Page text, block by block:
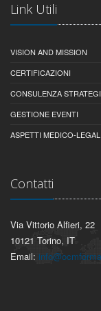
Link Utili
VISION AND MISSION
CERTIFICAZIONI
CONSULENZA
GESTIONE EVENTI
ASPETTI MEDICO-LEGALI
Contatti
Via Vittorio Alfieri, 22
10121 Torino, IT
Email: